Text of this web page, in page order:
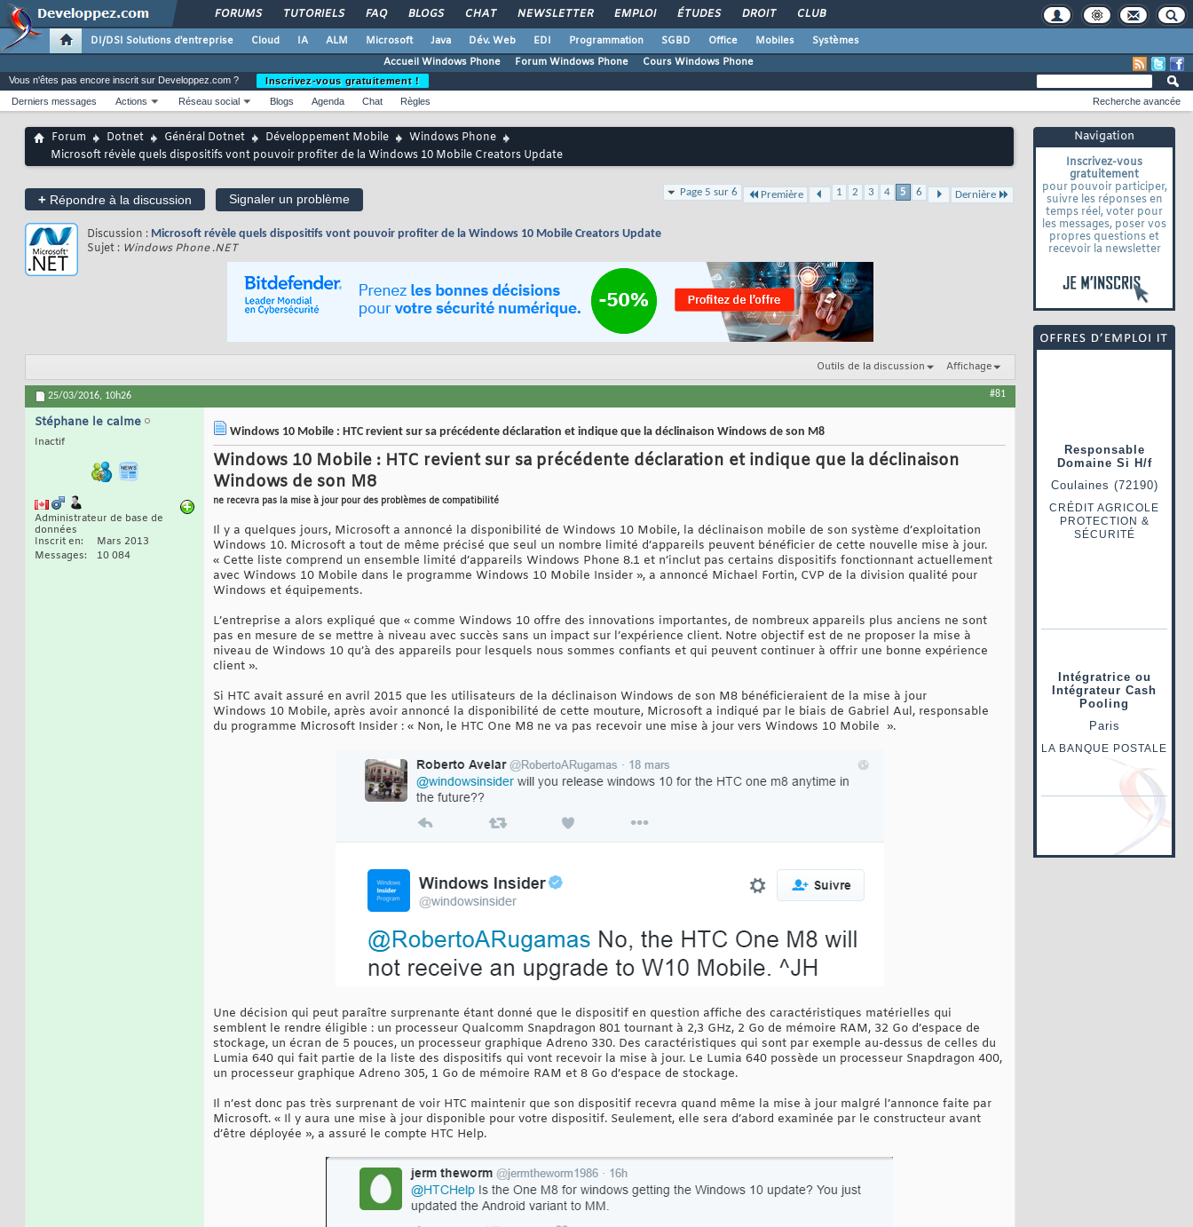
FORUMS TUTORIELS FAQ BLOGS CHAT NEWSLETTER EMPLOI ÉTUDES DROIT CLUB
DI/DSI Solutions d'entreprise Cloud IA ALM Microsoft Java Dév. Web EDI Programmation SGBD Office Mobiles
Systèmes
Accueil Windows Phone
Forum Windows Phone Cours Windows Phone
Navigation
Inscrivez-vous
gratuitement
pour pouvoir participer,
suivre les réponses en
temps réel, voter pour
les messages, poser vos
propres questions et
recevoir la newsletter
Vous n'êtes pas encore inscrit sur Developpez.com ?
Inscrivez-vous gratuitement !
Derniers messages
Actions Réseau social Blogs Agenda Chat Règles Recherche avancée
Forum Dotnet Général Dotnet Développement Mobile
Windows Phone
Microsoft révèle quels dispositifs vont pouvoir profiter de la Windows 10 Mobile Creators Update
+ Répondre à la discussion Signaler un problème Page 5 sur 6 Première 1 2 3 4 5 6 Dernière
Discussion : Microsoft révèle quels dispositifs vont pouvoir profiter de la Windows 10 Mobile Creators Update
Sujet : Windows Phone .NET
Outils de la discussion Affichage
25/03/2016, 10h26 #81
Stéphane le calme
Inactif
Administrateur de base de
données
Inscrit en
Mars 2013
Messages
10 084
Windows 10 Mobile : HTC revient sur sa précédente déclaration et indique que la déclinaison Windows de son M8
Windows 10 Mobile : HTC revient sur sa précédente déclaration et indique que la déclinaison
Windows de son M8
ne recevra pas la mise à jour pour des problèmes de compatibilité
Il y a quelques jours, Microsoft a annoncé la disponibilité de Windows 10 Mobile, la déclinaison mobile de son système d’exploitation
Windows 10. Microsoft a tout de même précisé que seul un nombre limité d’appareils peuvent bénéficier de cette nouvelle mise à jour.
« Cette liste comprend un ensemble limité d’appareils Windows Phone 8.1 et n’inclut pas certains dispositifs fonctionnant actuellement
avec Windows 10 Mobile dans le programme Windows 10 Mobile Insider », a annoncé Michael Fortin, CVP de la division qualité pour
Windows et équipements.
L’entreprise a alors expliqué que « comme Windows 10 offre des innovations importantes, de nombreux appareils plus anciens ne sont
pas en mesure de se mettre à niveau avec succès sans un impact sur l’expérience client. Notre objectif est de ne proposer la mise à
niveau de Windows 10 qu’à des appareils pour lesquels nous sommes confiants et qui peuvent continuer à offrir une bonne expérience
client ».
Si HTC avait assuré en avril 2015 que les utilisateurs de la déclinaison Windows de son M8 bénéficieraient de la mise à jour
Windows 10 Mobile, après avoir annoncé la disponibilité de cette mouture, Microsoft a indiqué par le biais de Gabriel Aul, responsable
du programme Microsoft Insider : « Non, le HTC One M8 ne va pas recevoir une mise à jour vers Windows 10 Mobile ».
Une décision qui peut paraître surprenante étant donné que le dispositif en question affiche des caractéristiques matérielles qui
semblent le rendre éligible : un processeur Qualcomm Snapdragon 801 tournant à 2,3 GHz, 2 Go de mémoire RAM, 32 Go d’espace de
stockage, un écran de 5 pouces, un processeur graphique Adreno 330. Des caractéristiques qui sont par exemple au-dessus de celles du
Lumia 640 qui fait partie de la liste des dispositifs qui vont recevoir la mise à jour. Le Lumia 640 possède un processeur Snapdragon 400,
un processeur graphique Adreno 305, 1 Go de mémoire RAM et 8 Go d’espace de stockage.
Il n’est donc pas très surprenant de voir HTC maintenir que son dispositif recevra quand même la mise à jour malgré l’annonce faite par
Microsoft. « Il y aura une mise à jour disponible pour votre dispositif. Seulement, elle sera d’abord examinée par le constructeur avant
d’être déployée », a assuré le compte HTC Help.